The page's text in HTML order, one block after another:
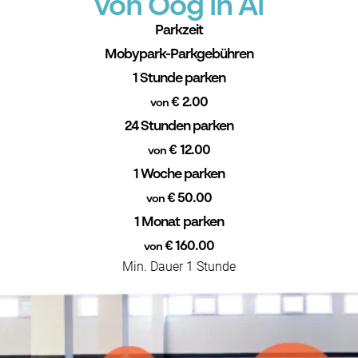
von Oog in Al
Parkzeit
Mobypark-Parkgebühren
1 Stunde parken
von € 2.00
24 Stunden parken
von € 12.00
1 Woche parken
von€ 50.00
1 Monat parken
von€ 160.00
Min. Dauer 1 Stunde